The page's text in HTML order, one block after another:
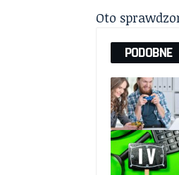
Oto
PODOBNE